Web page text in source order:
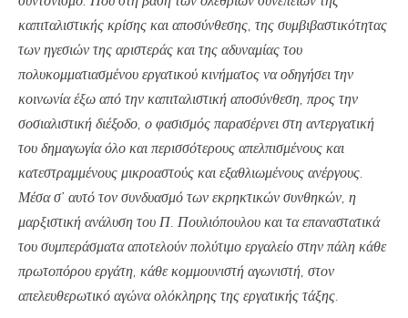
καπιταλιστικής κρίσης και αποσύνθεσης, της συμβιβαστικότητας
των ηγεσιών της αριστεράς και της αδυναμίας του
πολυκομματιασμένου εργατικού κινήματος να οδηγήσει την
κοινωνία έξω από την καπιταλιστική αποσύνθεση, προς την
σοσιαλιστική διέξοδο, ο φασισμός παρασέρνει στη αντεργατική
του δημαγωγία όλο και περισσότερους απελπισμένους και
κατεστραμμένους μικροαστούς και εξαθλιωμένους ανέργους.
Μέσα σ’ αυτό τον συνδυασμό των εκρηκτικών συνθηκών, η
μαρξιστική ανάλυση του Π. Πουλιόπουλου και τα επαναστατικά
του συμπεράσματα αποτελούν πολύτιμο εργαλείο στην πάλη κάθε
πρωτοπόρου εργάτη, κάθε κομμουνιστή αγωνιστή, στον
απελευθερωτικό αγώνα ολόκληρης της εργατικής τάξης.